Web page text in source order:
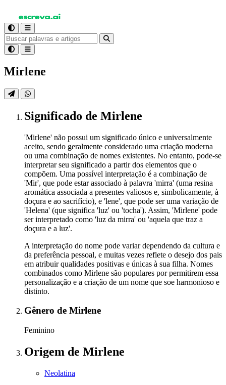
Mirlene
Significado de Mirlene
'Mirlene' não possui um significado único e universalmente
aceito, sendo geralmente considerado uma criação moderna
ou uma combinação de nomes existentes. No entanto, pode-se
interpretar seu significado a partir dos elementos que o
compõem. Uma possível interpretação é a combinação de
'Mir', que pode estar associado à palavra 'mirra' (uma resina
aromática associada a presentes valiosos e, simbolicamente, à
doçura e ao sacrifício), e 'lene', que pode ser uma variação de
'Helena' (que significa 'luz' ou 'tocha'). Assim, 'Mirlene' pode
ser interpretado como 'luz da mirra' ou 'aquela que traz a
doçura e a luz'.
A interpretação do nome pode variar dependendo da cultura e
da preferência pessoal, e muitas vezes reflete o desejo dos pais
em atribuir qualidades positivas e únicas à sua filha. Nomes
combinados como Mirlene são populares por permitirem essa
personalização e a criação de um nome que soe harmonioso e
distinto.
Gênero de Mirlene
Feminino
Origem de Mirlene
Neolatina